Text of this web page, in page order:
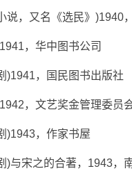
说，又名《选民》)1940
，华中图书公司
)1941，国民图书出版社
，文艺奖金管理委员
)1943，作家书屋
)与宋之的合著，1943，